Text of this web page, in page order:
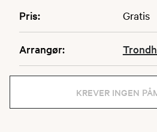
Pris: Gratis
Arrangør:
KREVER INGEN